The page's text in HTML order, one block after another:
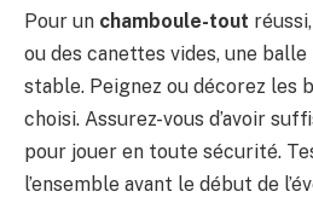
Pour un chamboule-tout
ou des canettes vides, une
stable. Peignez ou décorez les
choisi. Assurez-vous d’avoir
pour jouer en toute sécurité.
l’ensemble avant le début de